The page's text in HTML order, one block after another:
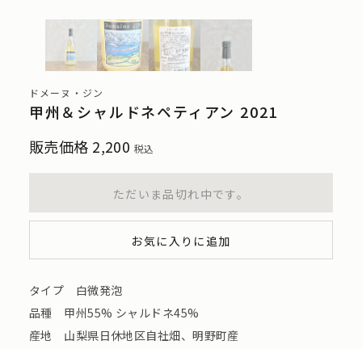
ドメーヌ・ジン
甲州＆シャルドネペティアン 2021
販売価格 2,200 税込
ただいま品切れ中です。
お気に入りに追加
タイプ 白微発泡
品種 甲州55% シャルドネ45%
産地 山梨県日休地区自社畑、明野町産